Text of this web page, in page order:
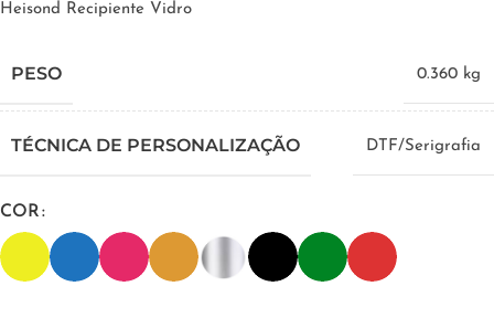
Heisond Recipiente Vidro
PESO 0.360 kg
TÉCNICA DE PERSONALIZAÇÃO DTF/Serigrafia
COR